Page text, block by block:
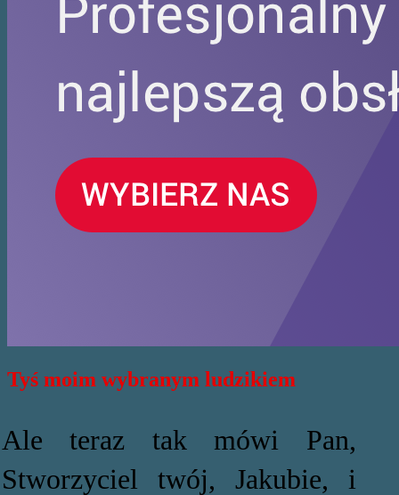
Tyś moim wybranym ludzikiem
Ale teraz tak mówi Pan,
Stworzyciel twój, Jakubie, i